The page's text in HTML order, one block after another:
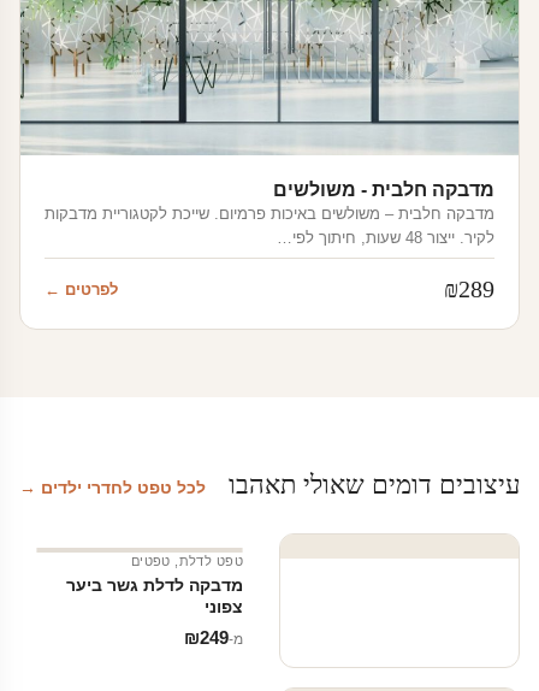
מדבקה חלבית - משולשים
מדבקה חלבית – משולשים באיכות פרמיום. שייכת לקטגוריית מדבקות
לקיר. ייצור 48 שעות, חיתוך לפי…
₪289 לפרטים ←
עיצובים דומים שאולי תאהבו לכל טפט לחדרי ילדים →
טפט לדלת טפטים
מדבקה לדלת גשר ביער
צפוני
מ‑ ₪249